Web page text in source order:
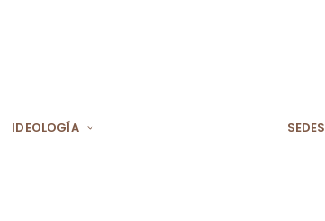
IDEOLOGÍA SEDES